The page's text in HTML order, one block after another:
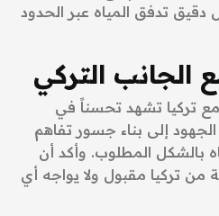
دقيق تدفق المياه عبر الحدود
الجانب التركي
مع تركيا تشهد تحسناً في
إلى بناء جسور تفاهم
بالشكل المطلوب. وأكد أن
من تركيا مقبول ولا يواجه أي